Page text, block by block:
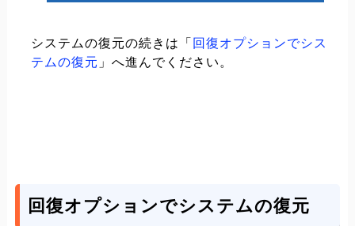
システムの復元の続きは「 回復オプションでシス
テムの復元 」へ進んでください。
回復オプションでシステムの復元